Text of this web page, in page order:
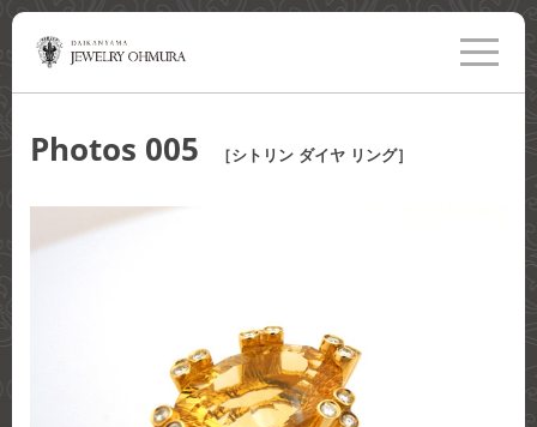
toggle
Photos 005 ［シトリン ダイヤ リング］